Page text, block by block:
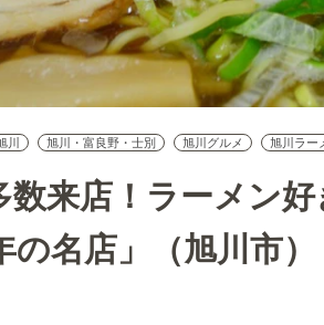
川 旭川・富良野・士別 旭川グルメ 旭川ラー
数来店！ラーメン
の名店」（旭川市）